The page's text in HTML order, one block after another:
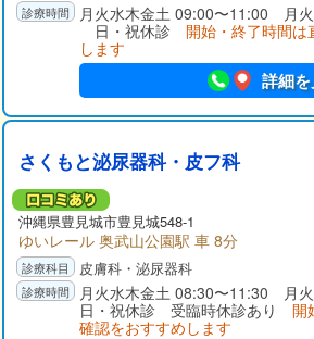
月火水木金土 09:00〜11:00 月
日・祝休診 開始・終了時間は
します
詳細を
さくもと泌尿器科・皮フ科
沖縄県豊見城市豊見城548-1
ゆいレール 奥武山公園駅 車 8分
皮膚科・泌尿器科
月火水木金土 08:30〜11:30 月
日・祝休診 受臨時休診あり 開
確認をおすすめします